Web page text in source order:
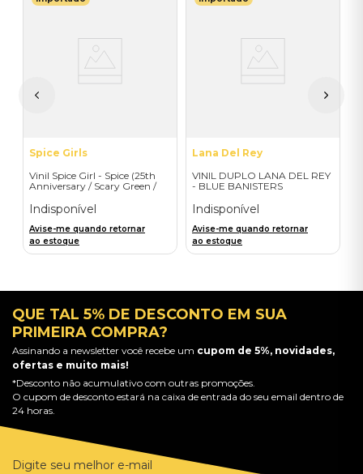
Spice Girls
Vinil Spice Girl - Spice (25th
Anniversary / Scary Green /
Indisponível
Avise-me quando retornar
ao estoque
Lana Del Rey
VINIL DUPLO LANA DEL REY
- BLUE BANISTERS
- IMPORTADO
Indisponível
Avise-me quando retornar
ao estoque
QUE TAL 5% DE DESCONTO EM SUA
PRIMEIRA COMPRA?
Assinando a newsletter você recebe um cupom de 5%, novidades,
ofertas e muito mais!
*Desconto não acumulativo com outras promoções.
O cupom de desconto estará na caixa de entrada do seu email dentro de
24 horas.
Digite seu melhor e-mail